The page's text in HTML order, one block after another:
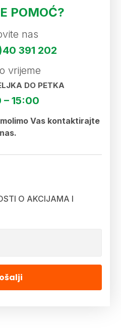
POMOĆ?
nas
391 202
vrijeme
DO PETKA
15:00
Vas kontaktirajte
nas.
O AKCIJAMA I